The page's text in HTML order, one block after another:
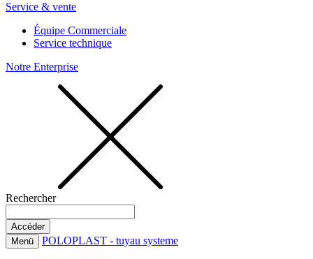
Service & vente
Équipe Commerciale
Service technique
Notre Enterprise
Rechercher
Menü POLOPLAST - tuyau systeme